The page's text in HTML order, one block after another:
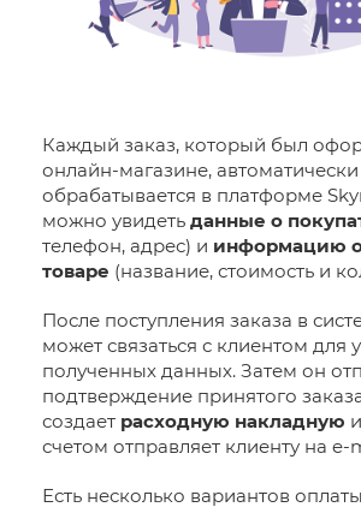
Каждый заказ, который был
онлайн-магазине,
обрабатывается в платформе
можно увидеть данные о
телефон, адрес) и информацию
товаре (название, стоимость и
После поступления заказа в
может связаться с клиентом для
полученных данных. Затем он
подтверждение принятого
создает расходную накладную
счетом отправляет клиенту на e-
Есть несколько вариантов